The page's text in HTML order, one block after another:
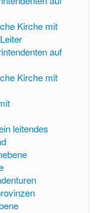
Kirche mit
auf
Kirche mit
leitendes